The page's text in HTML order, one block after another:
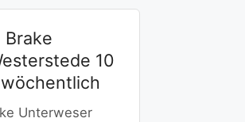
Brake
10
Unterweser